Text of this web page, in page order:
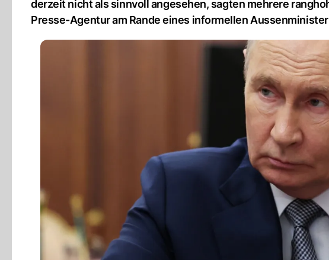
derzeit nicht als sinnvoll angesehen, sagten mehrere
Presse-Agentur am Rande eines informellen